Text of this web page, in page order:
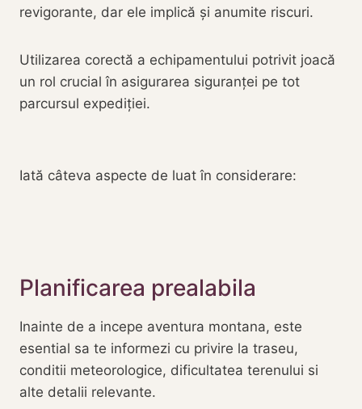
revigorante, dar ele implică și anumite riscuri.
Utilizarea corectă a echipamentului potrivit joacă
un rol crucial în asigurarea siguranței pe tot
parcursul expediției.
Iată câteva aspecte de luat în considerare:
Planificarea prealabila
Inainte de a incepe aventura montana, este
esential sa te informezi cu privire la traseu,
conditii meteorologice, dificultatea terenului si
alte detalii relevante.